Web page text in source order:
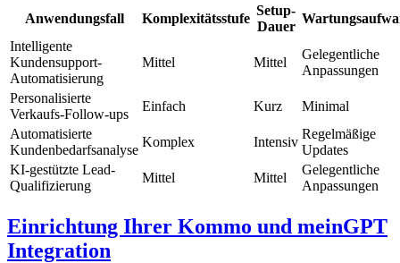
Anwendungsfall Komplexitätsstufe
Setup-
Dauer
Intelligente
Kundensupport-
Automatisierung
Mittel Mittel
Gelegentliche
Anpassungen
Personalisierte
Verkaufs-Follow-ups
Einfach Kurz
Minimal
Automatisierte
Kundenbedarfsanalyse
Komplex Intensiv
Regelmäßige
Updates
KI-gestützte Lead-
Qualifizierung
Mittel Mittel
Gelegentliche
Anpassungen
Einrichtung Ihrer Kommo und meinGPT
Integration